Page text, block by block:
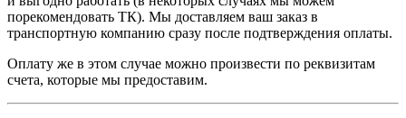
порекомендовать ТК). Мы доставляем ваш заказ в
транспортную компанию сразу после подтверждения оплаты.
Оплату же в этом случае можно произвести по реквизитам
счета, которые мы предоставим.